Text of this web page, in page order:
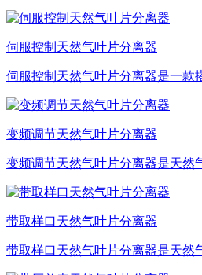
伺服控制天然气叶片分离器
伺服控制天然气叶片分离器是一款
变频调节天然气叶片分离器
变频调节天然气叶片分离器是天然
带取样口天然气叶片分离器
带取样口天然气叶片分离器是天然